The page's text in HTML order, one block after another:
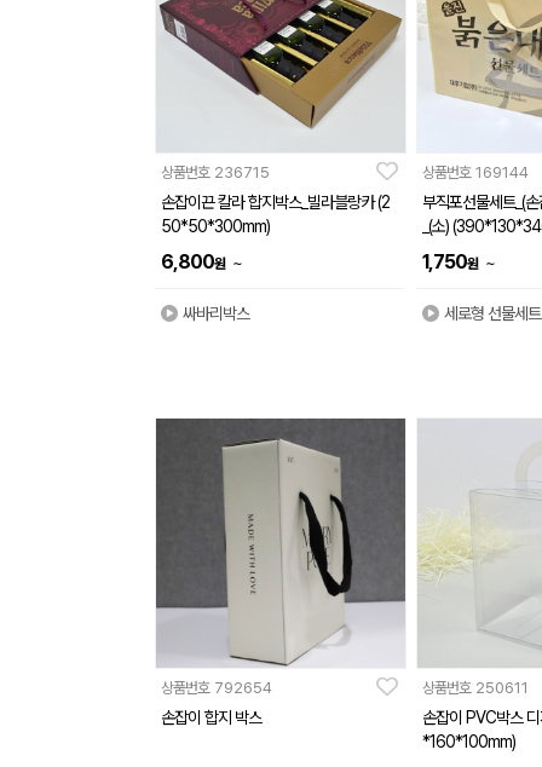
상품번호 236715
손잡이끈 칼라 합지박스_빌라블랑카 (2
50*50*300mm)
6,800원 ~
싸바리박스
상품번호 169144
부직포선물세트_(
_(소)
1,750원 ~
세로형 선물세트
상품번호 792654
손잡이 합지 박스
상품번호 250611
손잡이 PVC박스
*160*100mm)